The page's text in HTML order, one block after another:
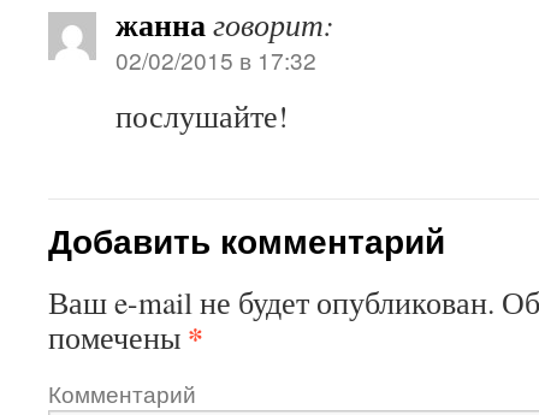
жаннаговорит:
02/02/2015 в 17:32
послушайте!
Добавить комментарий
Ваш e-mail не будет опубликован.
помечены *
Комментарий